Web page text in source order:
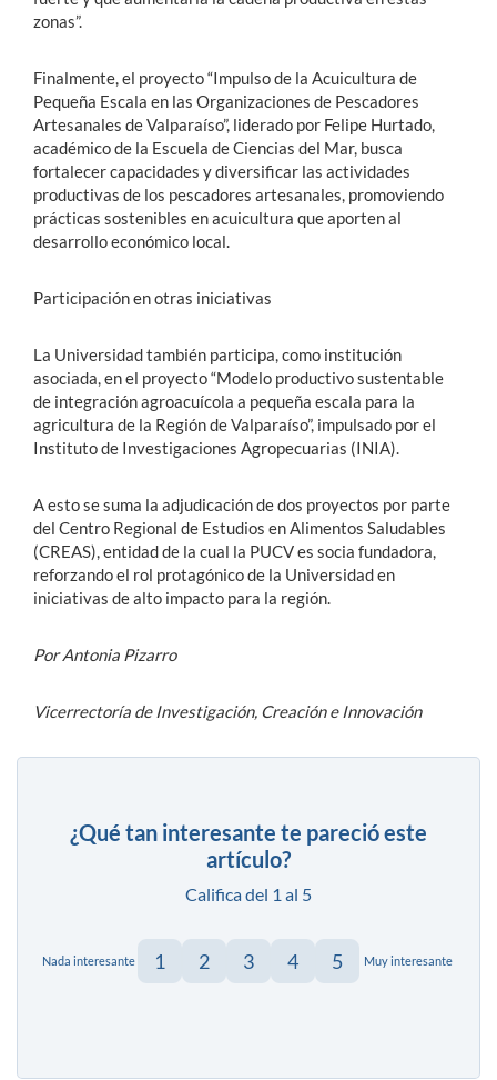
zonas”.
Finalmente, el proyecto “Impulso de la Acuicultura de
Pequeña Escala en las Organizaciones de Pescadores
Artesanales de Valparaíso”, liderado por Felipe Hurtado,
académico de la Escuela de Ciencias del Mar, busca
fortalecer capacidades y diversificar las actividades
productivas de los pescadores artesanales, promoviendo
prácticas sostenibles en acuicultura que aporten al
desarrollo económico local.
Participación en otras iniciativas
La Universidad también participa, como institución
asociada, en el proyecto “Modelo productivo sustentable
de integración agroacuícola a pequeña escala para la
agricultura de la Región de Valparaíso”, impulsado por el
Instituto de Investigaciones Agropecuarias (INIA).
A esto se suma la adjudicación de dos proyectos por parte
del Centro Regional de Estudios en Alimentos Saludables
(CREAS), entidad de la cual la PUCV es socia fundadora,
reforzando el rol protagónico de la Universidad en
iniciativas de alto impacto para la región.
Por Antonia Pizarro
Vicerrectoría de Investigación, Creación e Innovación
¿Qué tan interesante te pareció este
artículo?
Califica del 1 al 5
Nada interesante 1 2 3 4 5 Muy interesante